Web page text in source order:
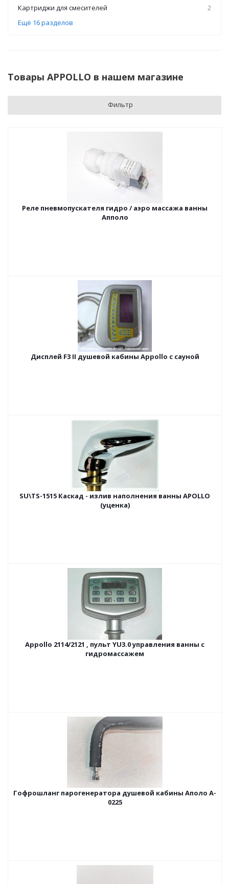
Картриджи для смесителей
2
Ещё 16 разделов
Товары APPOLLO в нашем магазине
Фильтр
Реле пневмопускателя гидро / аэро массажа ванны
Апполо
Дисплей F3 II душевой кабины Appollo с сауной
SU\TS-1515 Каскад - излив наполнения ванны APOLLO
(уценка)
Appollo 2114/2121 , пульт YU3.0 управления ванны с
гидромассажем
Гофрошланг парогенератора душевой кабины Аполо A-
0225